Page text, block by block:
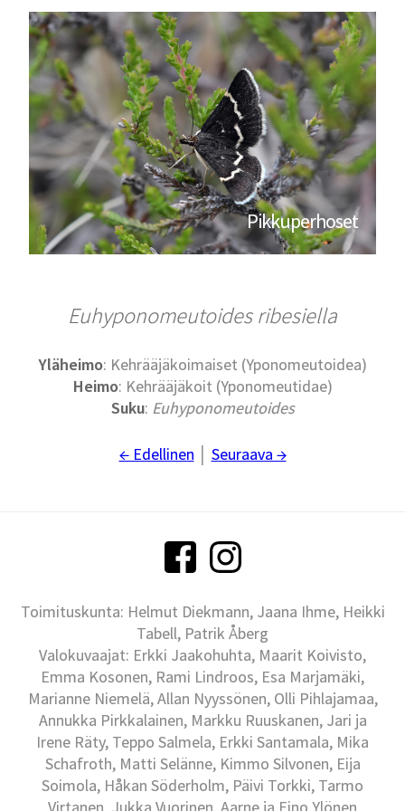
Pikkuperhoset
Euhyponomeutoides ribesiella
Yläheimo: Kehrääjäkoimaiset (Yponomeutoidea)
Heimo: Kehrääjäkoit (Yponomeutidae)
Suku: Euhyponomeutoides
← Edellinen Seuraava →
Toimituskunta: Helmut Diekmann, Jaana Ihme, Heikki
Tabell, Patrik Åberg
Valokuvaajat: Erkki Jaakohuhta, Maarit Koivisto,
Emma Kosonen, Rami Lindroos, Esa Marjamäki,
Marianne Niemelä, Allan Nyyssönen, Olli Pihlajamaa,
Annukka Pirkkalainen, Markku Ruuskanen, Jari ja
Irene Räty, Teppo Salmela, Erkki Santamala, Mika
Schafroth, Matti Selänne, Kimmo Silvonen, Eija
Soimola, Håkan Söderholm, Päivi Torkki, Tarmo